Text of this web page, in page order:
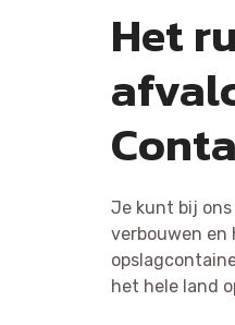
Het
Je kunt bij
verbouwen en
het hele land